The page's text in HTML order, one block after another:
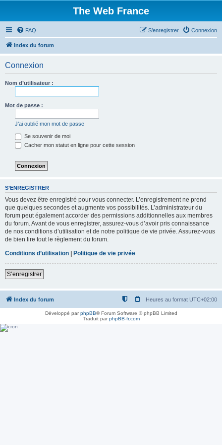
The Web France
FAQ Connexion
S’enregistrer
Index du forum
Connexion
Nom d’utilisateur :
Mot de passe :
J’ai oublié mon mot de passe
Se souvenir de moi
Cacher mon statut en ligne pour cette session
S’ENREGISTRER
Vous devez être enregistré pour vous connecter. L’enregistrement ne prend
que quelques secondes et augmente vos possibilités. L’administrateur du
forum peut également accorder des permissions additionnelles aux membres
du forum. Avant de vous enregistrer, assurez-vous d’avoir pris connaissance
de nos conditions d’utilisation et de notre politique de vie privée. Assurez-vous
de bien lire tout le règlement du forum.
Conditions d’utilisation | Politique de vie privée
S’enregistrer
Index du forum Heures au format UTC+02:00
Développé parphpBB® Forum Software © phpBB Limited
Traduit parphpBB-fr.com